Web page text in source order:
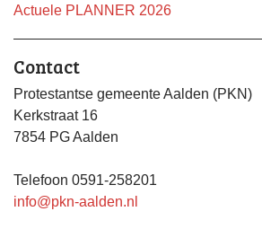
Actuele PLANNER 2026
Contact
Protestantse gemeente Aalden (PKN)
Kerkstraat 16
7854 PG Aalden
Telefoon 0591-258201
info@pkn-aalden.nl